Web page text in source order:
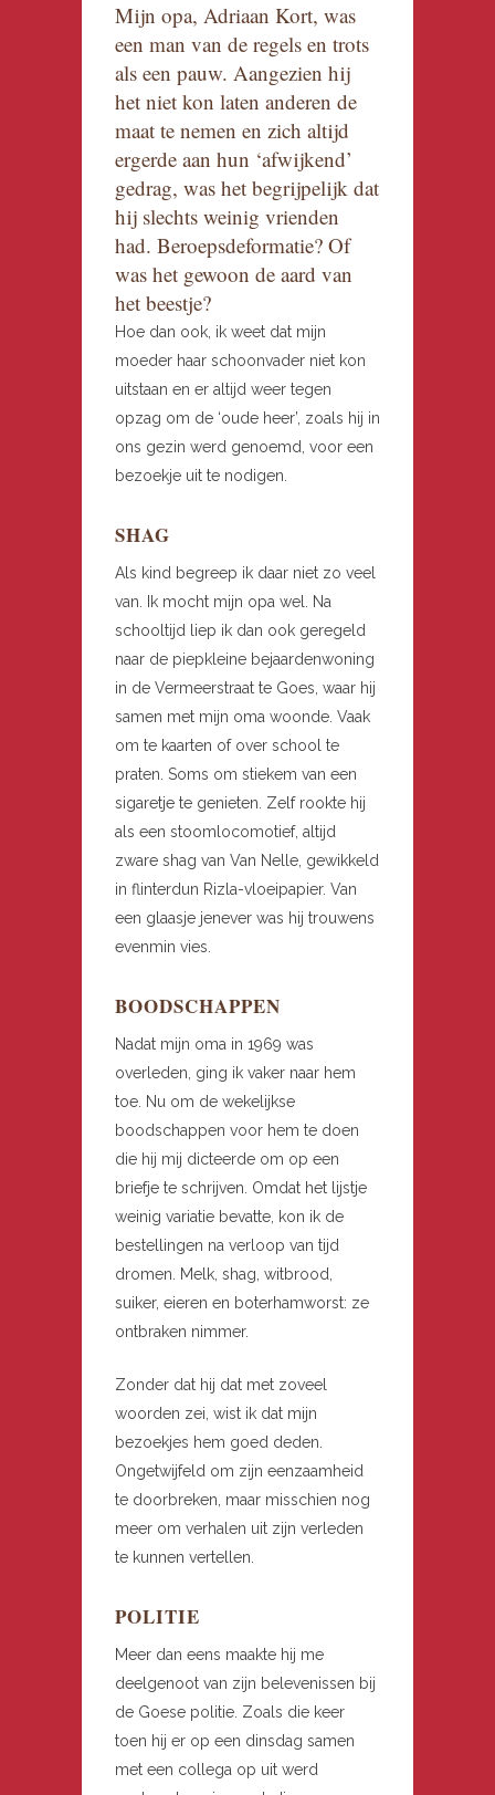
Mijn opa, Adriaan Kort, was
een man van de regels en trots
als een pauw. Aangezien hij
het niet kon laten anderen de
maat te nemen en zich altijd
ergerde aan hun ‘afwijkend’
gedrag, was het begrijpelijk dat
hij slechts weinig vrienden
had. Beroepsdeformatie? Of
was het gewoon de aard van
het beestje?
Hoe dan ook, ik weet dat mijn
moeder haar schoonvader niet kon
uitstaan en er altijd weer tegen
opzag om de ‘oude heer’, zoals hij in
ons gezin werd genoemd, voor een
bezoekje uit te nodigen.
SHAG
Als kind begreep ik daar niet zo veel
van. Ik mocht mijn opa wel. Na
schooltijd liep ik dan ook geregeld
naar de piepkleine bejaardenwoning
in de Vermeerstraat te Goes, waar hij
samen met mijn oma woonde. Vaak
om te kaarten of over school te
praten. Soms om stiekem van een
sigaretje te genieten. Zelf rookte hij
als een stoomlocomotief, altijd
zware shag van Van Nelle, gewikkeld
in flinterdun Rizla-vloeipapier. Van
een glaasje jenever was hij trouwens
evenmin vies.
BOODSCHAPPEN
Nadat mijn oma in 1969 was
overleden, ging ik vaker naar hem
toe. Nu om de wekelijkse
boodschappen voor hem te doen
die hij mij dicteerde om op een
briefje te schrijven. Omdat het lijstje
weinig variatie bevatte, kon ik de
bestellingen na verloop van tijd
dromen. Melk, shag, witbrood,
suiker, eieren en boterhamworst: ze
ontbraken nimmer.
Zonder dat hij dat met zoveel
woorden zei, wist ik dat mijn
bezoekjes hem goed deden.
Ongetwijfeld om zijn eenzaamheid
te doorbreken, maar misschien nog
meer om verhalen uit zijn verleden
te kunnen vertellen.
POLITIE
Meer dan eens maakte hij me
deelgenoot van zijn belevenissen bij
de Goese politie. Zoals die keer
toen hij er op een dinsdag samen
met een collega op uit werd